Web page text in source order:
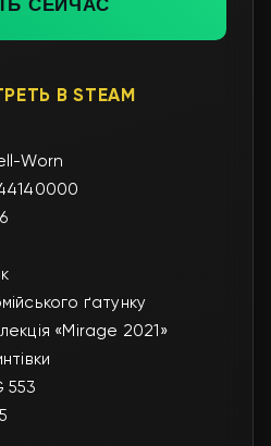
СЕЙЧАС
В STEAM
Worn
ґатунку
«Mirage 2021»
553